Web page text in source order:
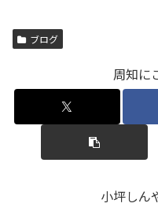
ブログ
周知に
小坪しん